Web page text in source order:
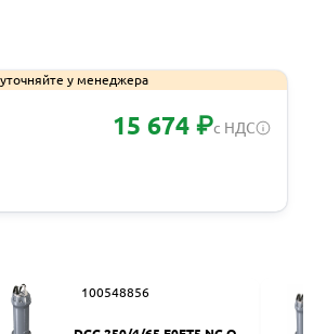
у менеджера
15 674 ₽с НДС
100548856